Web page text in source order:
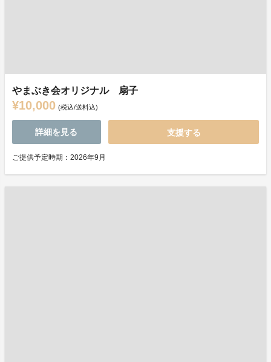
やまぶき会オリジナル 扇子
¥10,000 (税込/送料込)
詳細を見る 支援する
ご提供予定時期：2026年9月